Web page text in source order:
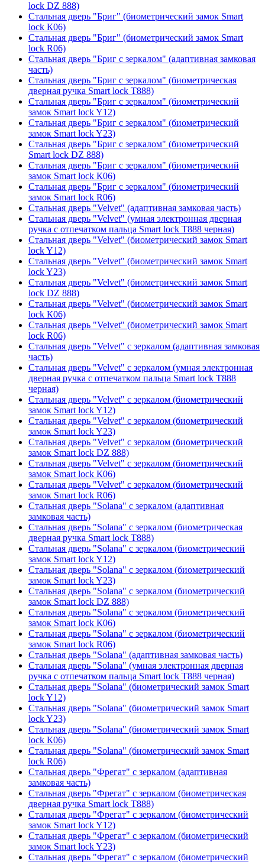
lock DZ 888)
Стальная дверь "Бриг" (биометрический замок Smart
lock К06)
Стальная дверь "Бриг" (биометрический замок Smart
lock R06)
Стальная дверь "Бриг с зеркалом" (адаптивная замковая
часть)
Стальная дверь "Бриг с зеркалом" (биометрическая
дверная ручка Smart lock T888)
Стальная дверь "Бриг с зеркалом" (биометрический
замок Smart lock Y12)
Стальная дверь "Бриг с зеркалом" (биометрический
замок Smart lock Y23)
Стальная дверь "Бриг с зеркалом" (биометрический
Smart lock DZ 888)
Стальная дверь "Бриг с зеркалом" (биометрический
замок Smart lock К06)
Стальная дверь "Бриг с зеркалом" (биометрический
замок Smart lock R06)
Стальная дверь "Velvet" (адаптивная замковая часть)
Стальная дверь "Velvet" (умная электронная дверная
ручка с отпечатком пальца Smart lock T888 черная)
Стальная дверь "Velvet" (биометрический замок Smart
lock Y12)
Стальная дверь "Velvet" (биометрический замок Smart
lock Y23)
Стальная дверь "Velvet" (биометрический замок Smart
lock DZ 888)
Стальная дверь "Velvet" (биометрический замок Smart
lock К06)
Стальная дверь "Velvet" (биометрический замок Smart
lock R06)
Стальная дверь "Velvet" с зеркалом (адаптивная замковая
часть)
Стальная дверь "Velvet" с зеркалом (умная электронная
дверная ручка с отпечатком пальца Smart lock T888
черная)
Стальная дверь "Velvet" с зеркалом (биометрический
замок Smart lock Y12)
Стальная дверь "Velvet" с зеркалом (биометрический
замок Smart lock Y23)
Стальная дверь "Velvet" с зеркалом (биометрический
замок Smart lock DZ 888)
Стальная дверь "Velvet" с зеркалом (биометрический
замок Smart lock К06)
Стальная дверь "Velvet" с зеркалом (биометрический
замок Smart lock R06)
Стальная дверь "Solana" с зеркалом (адаптивная
замковая часть)
Стальная дверь "Solana" с зеркалом (биометрическая
дверная ручка Smart lock T888)
Стальная дверь "Solana" с зеркалом (биометрический
замок Smart lock Y12)
Стальная дверь "Solana" с зеркалом (биометрический
замок Smart lock Y23)
Стальная дверь "Solana" с зеркалом (биометрический
замок Smart lock DZ 888)
Стальная дверь "Solana" с зеркалом (биометрический
замок Smart lock К06)
Стальная дверь "Solana" с зеркалом (биометрический
замок Smart lock R06)
Стальная дверь "Solana" (адаптивная замковая часть)
Стальная дверь "Solana" (умная электронная дверная
ручка с отпечатком пальца Smart lock T888 черная)
Стальная дверь "Solana" (биометрический замок Smart
lock Y12)
Стальная дверь "Solana" (биометрический замок Smart
lock Y23)
Стальная дверь "Solana" (биометрический замок Smart
lock К06)
Стальная дверь "Solana" (биометрический замок Smart
lock R06)
Стальная дверь "Фрегат" с зеркалом (адаптивная
замковая часть)
Стальная дверь "Фрегат" с зеркалом (биометрическая
дверная ручка Smart lock T888)
Стальная дверь "Фрегат" с зеркалом (биометрический
замок Smart lock Y12)
Стальная дверь "Фрегат" с зеркалом (биометрический
замок Smart lock Y23)
Стальная дверь "Фрегат" с зеркалом (биометрический